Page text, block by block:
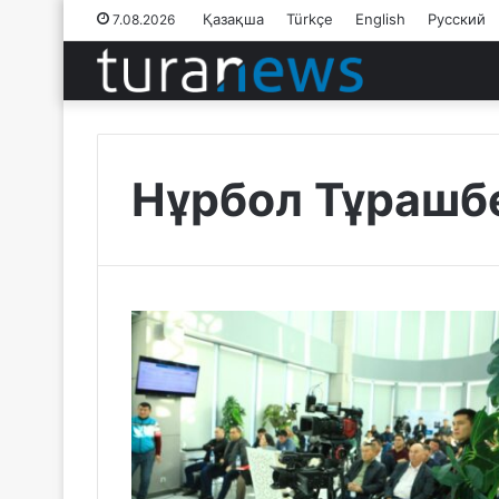
7.08.2026 Қазақша Türkçe English Русский
Нұрбол